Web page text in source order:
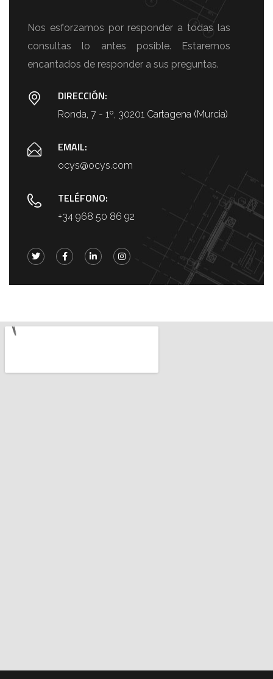
Nos esforzamos por responder a todas las
consultas lo antes posible. Estaremos
encantados de responder a sus preguntas.
DIRECCIÓN:
Ronda, 7 - 1º, 30201 Cartagena (Murcia)
EMAIL:
ocys@ocys.com
TELÉFONO:
+34 968 50 86 92